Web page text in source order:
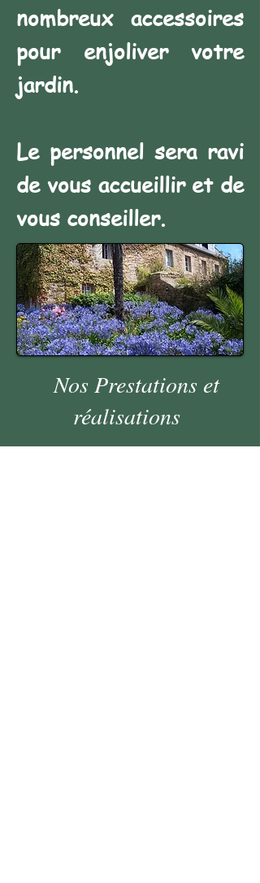
nombreux accessoires
pour enjoliver votre
jardin.
Le personnel sera ravi
de vous accueillir et de
vous conseiller.
Nos Prestations et
réalisations